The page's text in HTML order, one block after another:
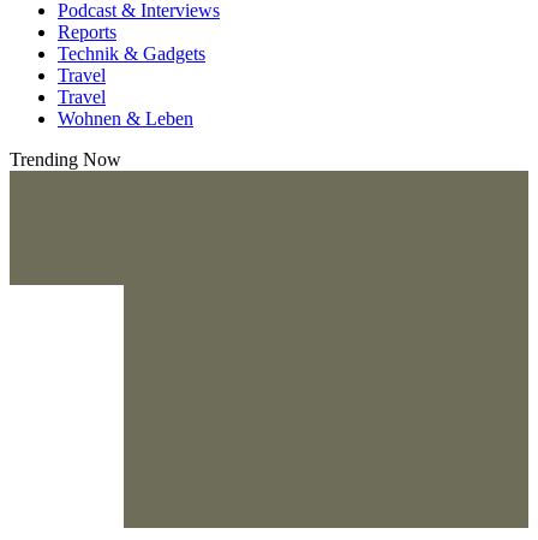
Podcast & Interviews
Reports
Technik & Gadgets
Travel
Travel
Wohnen & Leben
Trending Now